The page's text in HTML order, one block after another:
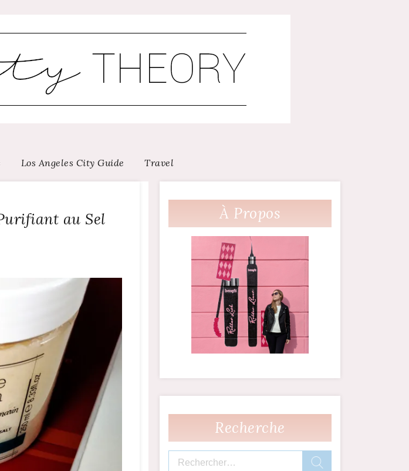
Los Angeles City Guide Travel
au Sel
À Propos
Recherche
Rechercher :